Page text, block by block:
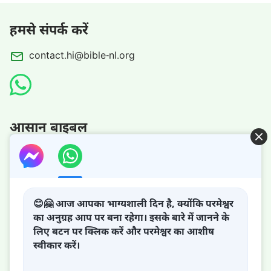
हमसे संपर्क करें
contact.hi@bible-nl.org
आसान बाइबल
परमेश्वर का राज्य आ गया है!
परमेश्वर का राज्य पृथ्वी पर आ गया है! क्या आप इसमें प्रवेश करना चाहते
😊🤗 आज आपका भाग्यशाली दिन है, क्योंकि परमेश्वर
का अनुग्रह आप पर बना रहेगा। इसके बारे में जानने के
लिए बटन पर क्लिक करें और परमेश्वर का आशीष
स्वीकार करें।